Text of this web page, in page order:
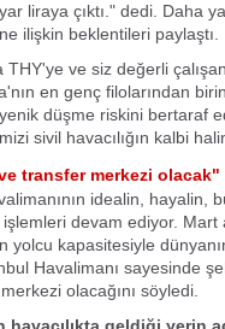
liraya çıktı." dedi. Daha
ilişkin beklentileri paylaştı.
ve siz değerli
en genç filolarından
düşme riskini bertaraf
sivil havacılığın kalbi
transfer merkezi olacak"
idealin, hayalin,
devam ediyor. Mart
yolcu kapasitesiyle
Havalimanı sayesinde
olacağını söyledi.